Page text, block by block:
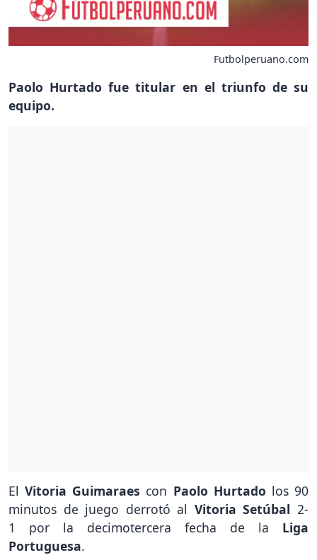
Futbolperuano.com
Paolo Hurtado fue titular en el triunfo de su
equipo.
ElVitoria Guimaraes con Paolo Hurtado los 90
minutos de juego derrotó al VitoriaSetúbal2-
1 por la decimotercera fecha de la Liga
Portuguesa.